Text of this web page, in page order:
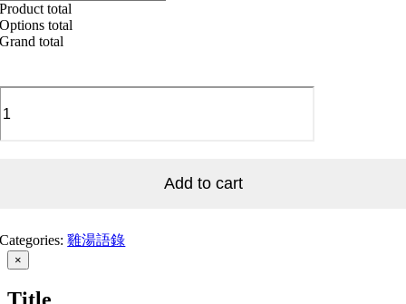
Product total
Options total
Grand total
Add to cart
Categories:雞湯語錄
Close
product
view
×